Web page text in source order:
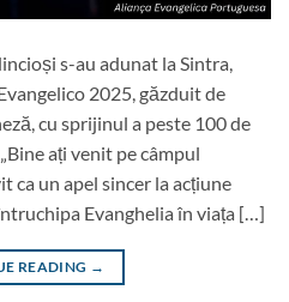
s-au adunat la Sintra,
2025, găzduit de
cu sprijinul a peste 100 de
ați venit pe câmpul
ca un apel sincer la acțiune
Evanghelia în viața […]
READING →